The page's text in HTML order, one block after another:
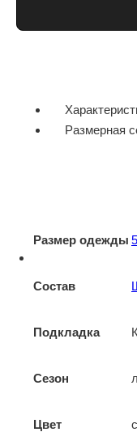
Размерная
Размер одежды
Состав
Подкладка
Сезон
Цвет